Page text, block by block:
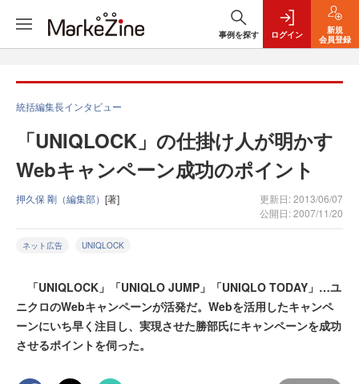
事例を探す ログイン
新規
会員登録
統括編集長インタビュー
「UNIQLOCK」の仕掛け人が明かす
Webキャンペーン成功のポイント
押久保 剛（編集部） [著]
更新日: 2013/06/07
公開日: 2007/11/20
ネット広告 UNIQLOCK
「UNIQLOCK」「UNIQLO JUMP」「UNIQLO TODAY」…ユ
ニクロのWebキャンペーンが活発だ。Webを活用したキャンペ
ーンにいち早く注目し、実現させた勝部氏にキャンペーンを成功
させるポイントを伺った。